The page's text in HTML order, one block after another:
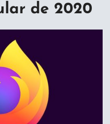
de 2020